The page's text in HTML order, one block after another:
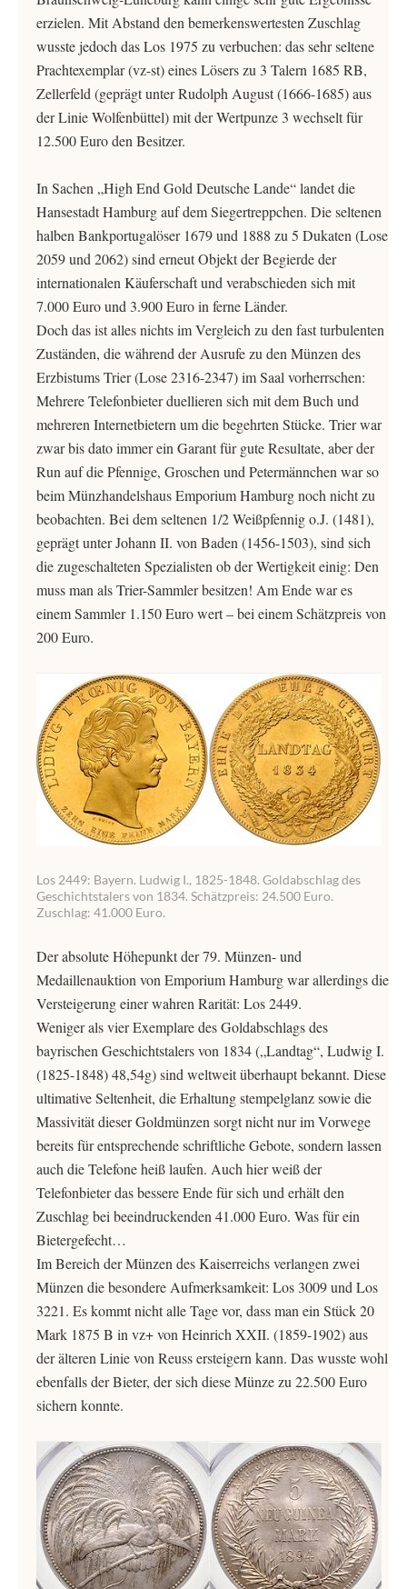
erzielen. Mit Abstand den bemerkenswertesten Zuschlag
wusste jedoch das Los 1975 zu verbuchen: das sehr seltene
Prachtexemplar (vz-st) eines Lösers zu 3 Talern 1685 RB,
Zellerfeld (geprägt unter Rudolph August (1666-1685) aus
der Linie Wolfenbüttel) mit der Wertpunze 3 wechselt für
12.500 Euro den Besitzer.
In Sachen „High End Gold Deutsche Lande“ landet die
Hansestadt Hamburg auf dem Siegertreppchen. Die seltenen
halben Bankportugalöser 1679 und 1888 zu 5 Dukaten (Lose
2059 und 2062) sind erneut Objekt der Begierde der
internationalen Käuferschaft und verabschieden sich mit
7.000 Euro und 3.900 Euro in ferne Länder.
Doch das ist alles nichts im Vergleich zu den fast turbulenten
Zuständen, die während der Ausrufe zu den Münzen des
Erzbistums Trier (Lose 2316-2347) im Saal vorherrschen:
Mehrere Telefonbieter duellieren sich mit dem Buch und
mehreren Internetbietern um die begehrten Stücke. Trier war
zwar bis dato immer ein Garant für gute Resultate, aber der
Run auf die Pfennige, Groschen und Petermännchen war so
beim Münzhandelshaus Emporium Hamburg noch nicht zu
beobachten. Bei dem seltenen 1/2 Weißpfennig o.J. (1481),
geprägt unter Johann II. von Baden (1456-1503), sind sich
die zugeschalteten Spezialisten ob der Wertigkeit einig: Den
muss man als Trier-Sammler besitzen! Am Ende war es
einem Sammler 1.150 Euro wert – bei einem Schätzpreis von
200 Euro.
Los 2449: Bayern. Ludwig I., 1825-1848. Goldabschlag des
Geschichtstalers von 1834. Schätzpreis: 24.500 Euro.
Zuschlag: 41.000 Euro.
Der absolute Höhepunkt der 79. Münzen- und
Medaillenauktion von Emporium Hamburg war allerdings die
Versteigerung einer wahren Rarität: Los 2449.
Weniger als vier Exemplare des Goldabschlags des
bayrischen Geschichtstalers von 1834 („Landtag“, Ludwig I.
(1825-1848) 48,54g) sind weltweit überhaupt bekannt. Diese
ultimative Seltenheit, die Erhaltung stempelglanz sowie die
Massivität dieser Goldmünzen sorgt nicht nur im Vorwege
bereits für entsprechende schriftliche Gebote, sondern lassen
auch die Telefone heiß laufen. Auch hier weiß der
Telefonbieter das bessere Ende für sich und erhält den
Zuschlag bei beeindruckenden 41.000 Euro. Was für ein
Bietergefecht…
Im Bereich der Münzen des Kaiserreichs verlangen zwei
Münzen die besondere Aufmerksamkeit: Los 3009 und Los
3221. Es kommt nicht alle Tage vor, dass man ein Stück 20
Mark 1875 B in vz+ von Heinrich XXII. (1859-1902) aus
der älteren Linie von Reuss ersteigern kann. Das wusste wohl
ebenfalls der Bieter, der sich diese Münze zu 22.500 Euro
sichern konnte.